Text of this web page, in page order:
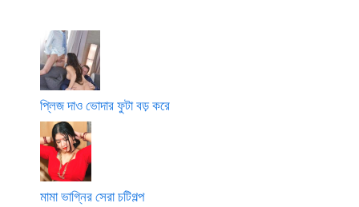
প্লিজ দাও ভোদার ফুটা বড় করে
মামা ভাগ্নির সেরা চটিগল্প